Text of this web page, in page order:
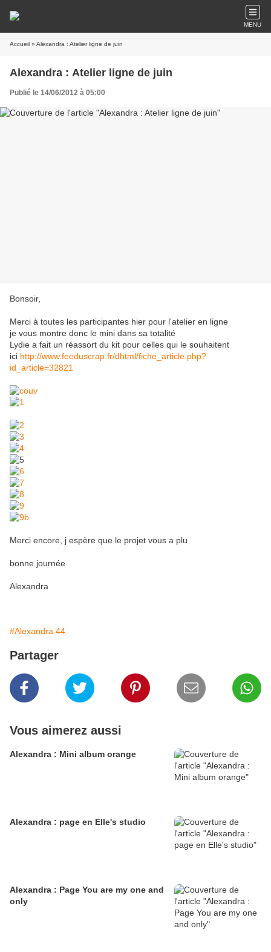
MENU
Accueil » Alexandra : Atelier ligne de juin
Alexandra : Atelier ligne de juin
Publié le 14/06/2012 à 05:00
Bonsoir,
Merci à toutes les participantes hier pour l'atelier en ligne
je vous montre donc le mini dans sa totalité
Lydie a fait un réassort du kit pour celles qui le souhaitent
ici http://www.feeduscrap.fr/dhtml/fiche_article.php?
id_article=32821
Merci encore, j espère que le projet vous a plu
bonne journée
Alexandra
#Alexandra 44
Partager
Vous aimerez aussi
Alexandra : Mini album orange
Alexandra : page en Elle's studio
Alexandra : Page You are my one and
only